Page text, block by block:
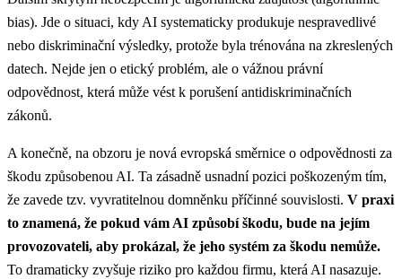
bias). Jde o situaci, kdy AI systematicky produkuje nespravedlivé
nebo diskriminační výsledky, protože byla trénována na zkreslených
datech. Nejde jen o etický problém, ale o vážnou právní
odpovědnost, která může vést k porušení antidiskriminačních
zákonů.
A konečně, na obzoru je nová evropská směrnice o odpovědnosti za
škodu způsobenou AI. Ta zásadně usnadní pozici poškozeným tím,
že zavede tzv. vyvratitelnou domněnku příčinné souvislosti. V praxi
to znamená, že pokud vám AI způsobí škodu, bude na jejím
provozovateli, aby prokázal, že jeho systém za škodu nemůže.
To dramaticky zvyšuje riziko pro každou firmu, která AI nasazuje.